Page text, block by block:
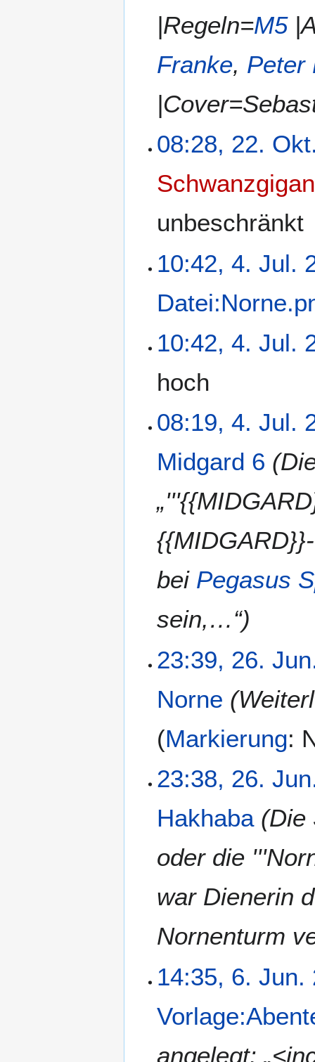
|Regeln=M5
Franke, Peter
08:28, 22.
unbeschränkt
10:42, 4. Jul.
10:42, 4. Jul.
hoch
08:19, 4. Jul.
Midgard 6
bei Pegasus
sein,…“)
23:39, 26.
Norne
Markierung:
23:38, 26.
Hakhaba (Die
oder die
war Dienerin
Nornenturm
14:35, 6. Jun.
angelegt: